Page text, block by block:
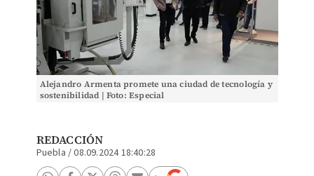
Alejandro Armenta promete una ciudad de tecnología y
sostenibilidad | Foto: Especial
REDACCIÓN
Puebla /08.09.2024 18:40:28